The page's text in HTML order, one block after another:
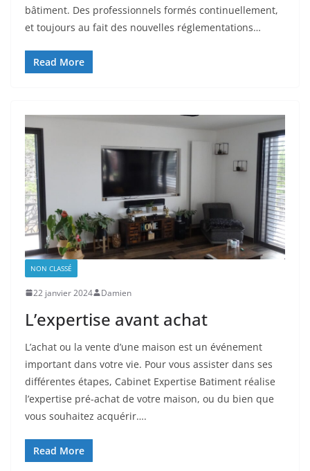
bâtiment. Des professionnels formés continuellement,
et toujours au fait des nouvelles réglementations…
Read More
NON CLASSÉ
22 janvier 2024 Damien
L’expertise avant achat
L’achat ou la vente d’une maison est un événement
important dans votre vie. Pour vous assister dans ses
différentes étapes, Cabinet Expertise Batiment réalise
l’expertise pré-achat de votre maison, ou du bien que
vous souhaitez acquérir….
Read More